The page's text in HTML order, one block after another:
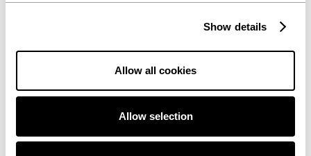
Show details
Allow all cookies
Allow selection